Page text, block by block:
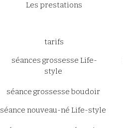
Les prestations
tarifs
séances grossesse Life-
style
séance grossesse boudoir
séance nouveau-né Life-style